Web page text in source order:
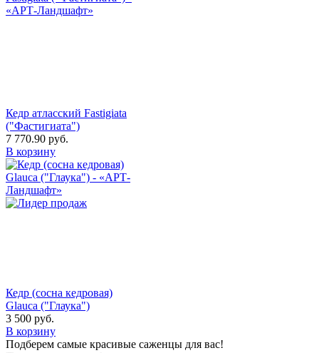
Кедр атласский Fastigiata
("Фастигиата")
7 770.90 руб.
В корзину
Кедр (сосна кедровая)
Glauca ("Глаука")
3 500 руб.
В корзину
Подберем самые красивые саженцы для вас!